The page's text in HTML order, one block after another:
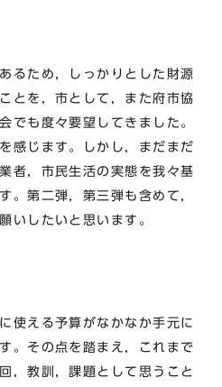
るため，しっかりとした財源
とを，市として，また府市協
でも度々要望してきました。
感じます。しかし，まだまだ
者，市民生活の実態を我々基
。第二弾，第三弾も含めて，
いしたいと思います。
使える予算がなかなか手元に
。その点を踏まえ，これまで
，教訓，課題として思うこと